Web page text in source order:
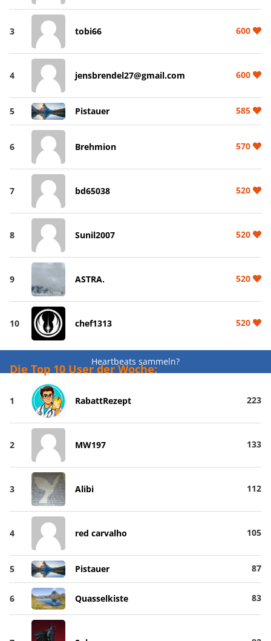
3 tobi66 600
4 jensbrendel27@gmail.com 600
5 Pistauer 585
6 Brehmion 570
7 bd65038 520
8 Sunil2007 520
9 ASTRA. 520
10 chef1313 520
Heartbeats sammeln?
Die Top 10 User der Woche:
1 RabattRezept 223
2 MW197 133
3 Alibi 112
4 red carvalho 105
5 Pistauer 87
6 Quasselkiste 83